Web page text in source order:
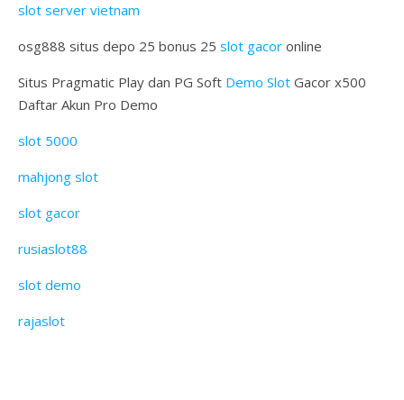
slot server vietnam
osg888 situs depo 25 bonus 25 slot gacor online
Situs Pragmatic Play dan PG Soft Demo Slot Gacor x500
Daftar Akun Pro Demo
slot 5000
mahjong slot
slot gacor
rusiaslot88
slot demo
rajaslot